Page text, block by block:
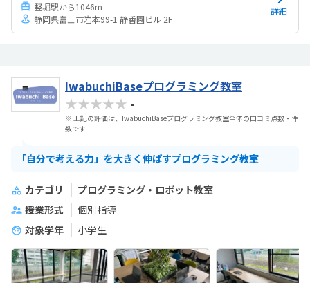
竪堀駅から1046m
静岡県富士市岩本99-1 静香園ビル 2F
詳細
IwabuchiBaseプログラミング教室
★★★★★ -
※ 上記の評価は、IwabuchiBaseプログラミング教室全体の口コミ点数・件
数です
「自分で考える力」を大きく伸ばすプログラミング教室
カテゴリ
プログラミング・ロボット教室
授業形式
個別指導
対象学年
小学生